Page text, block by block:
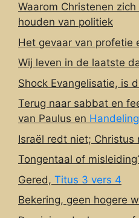
Waarom Christenen
houden van politiek
Het gevaar van profetie
Wij leven in de laatste
Shock Evangelisatie, is
Terug naar sabbat en
van Paulus en
Israël redt niet; Christus
Tongentaal of
Gered, Titus 3 vers 4
Bekering, geen hogere